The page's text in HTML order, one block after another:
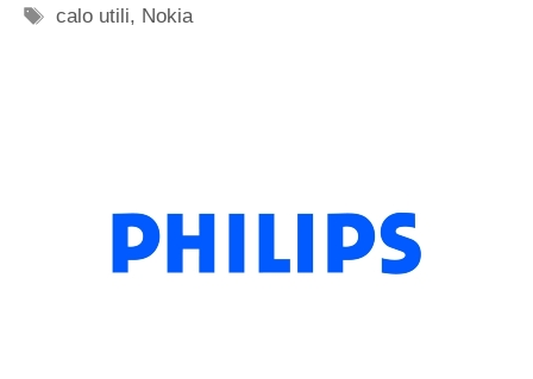
Tag
calo utili, Nokia